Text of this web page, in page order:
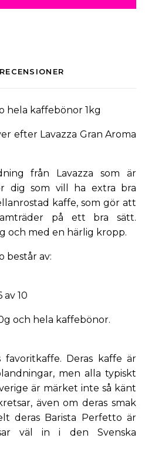
RECENSIONER
hela kaffebönor 1kg
efter Lavazza Gran Aroma
från Lavazza som är
dig som vill ha extra bra
kaffe, som gör att
på ett bra sätt.
och med en härlig kropp.
består av:
av 10
och hela kaffebönor.
favoritkaffe. Deras kaffe är
men alla typiskt
är märket inte så känt
även om deras smak
deras Barista Perfetto är
väl in i den Svenska